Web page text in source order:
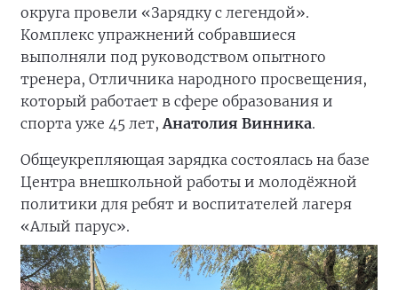
округа провели «Зарядку с легендой».
Комплекс упражнений собравшиеся
выполняли под руководством опытного
тренера, Отличника народного просвещения,
который работает в сфере образования и
спорта уже 45 лет, Анатолия Винника.
Общеукрепляющая зарядка состоялась на базе
Центра внешкольной работы и молодёжной
политики для ребят и воспитателей лагеря
«Алый парус».